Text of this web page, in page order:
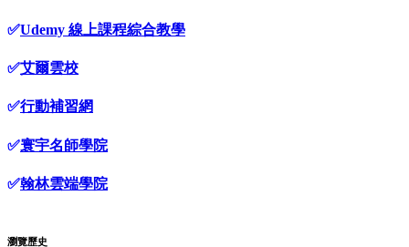
✅Udemy 線上課程綜合教學
✅艾爾雲校
✅行動補習網
✅寰宇名師學院
✅翰林雲端學院
瀏覽歷史